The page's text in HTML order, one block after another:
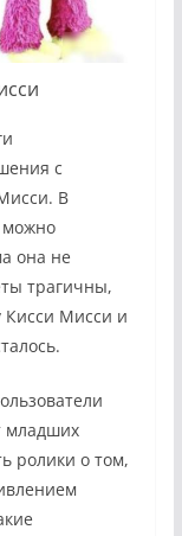
с
В
можно
она не
трагичны,
Кисси Мисси и
младших
ролики о том,